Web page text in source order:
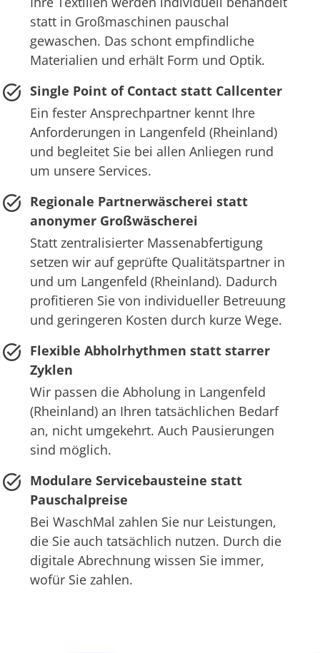
statt in Großmaschinen pauschal
gewaschen. Das schont empfindliche
Materialien und erhält Form und Optik.
Single Point of Contact statt Callcenter
Ein fester Ansprechpartner kennt Ihre
Anforderungen in Langenfeld (Rheinland)
und begleitet Sie bei allen Anliegen rund
um unsere Services.
Regionale Partnerwäscherei statt
anonymer Großwäscherei
Statt zentralisierter Massenabfertigung
setzen wir auf geprüfte Qualitätspartner in
und um Langenfeld (Rheinland). Dadurch
profitieren Sie von individueller Betreuung
und geringeren Kosten durch kurze Wege.
Flexible Abholrhythmen statt starrer
Zyklen
Wir passen die Abholung in Langenfeld
(Rheinland) an Ihren tatsächlichen Bedarf
an, nicht umgekehrt. Auch Pausierungen
sind möglich.
Modulare Servicebausteine statt
Pauschalpreise
Bei WaschMal zahlen Sie nur Leistungen,
die Sie auch tatsächlich nutzen. Durch die
digitale Abrechnung wissen Sie immer,
wofür Sie zahlen.